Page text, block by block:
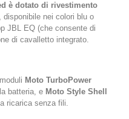
è dotato di rivestimento
nei colori blu o
JBL EQ (che consente di
di cavalletto integrato.
Moto TurboPower
batteria, e Moto Style Shell
ricarica senza fili.